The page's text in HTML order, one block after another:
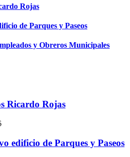
Rojas
de Parques y Paseos
y Obreros Municipales
Ricardo Rojas
edificio de Parques y Paseos